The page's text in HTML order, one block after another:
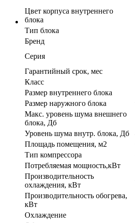
Цвет корпуса внутреннего
блока
Тип блока
Бренд
Серия
Гарантийный срок, мес
Класс
Размер внутреннего блока
Размер наружного блока
Макс. уровень шума внешнего
блока, Дб
Уровень шума внутр. блока, Дб
Площадь помещения, м2
Тип компрессора
Потребляемая мощность,кВт
Производительность
охлаждения, кВт
Производительность обогрева,
кВт
Охлаждение